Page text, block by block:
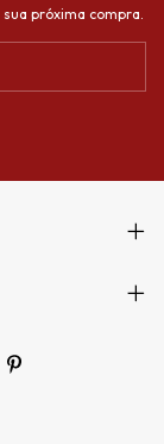
próxima compra.